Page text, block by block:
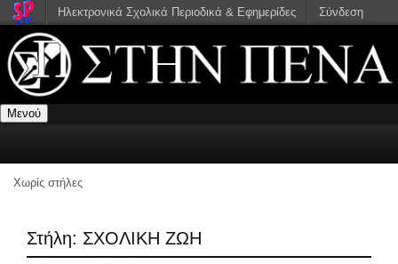
Μενού
Χωρίς στήλες
Στήλη: ΣΧΟΛΙΚΗ ΖΩΗ
Ηλεκτρονικά Σχολικά Περιοδικά & Εφημερίδες Σύνδεση